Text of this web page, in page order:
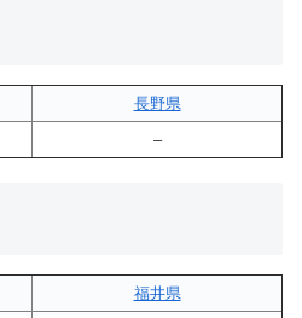
長野県
–
福井県